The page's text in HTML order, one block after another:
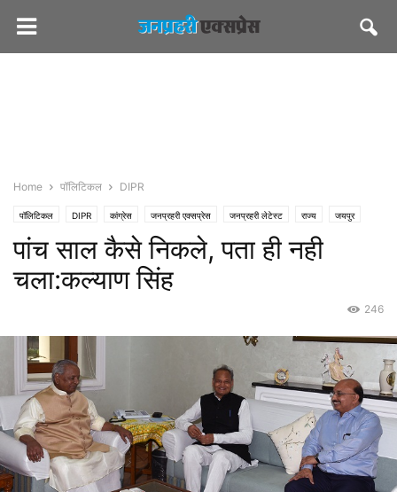
Home पॉलिटिकल DIPR
पॉलिटिकल DIPR कांग्रेस जनप्रहरी एक्सप्रेस जनप्रहरी लेटेस्ट राज्य जयपुर
भाजपा सीएमओ राजस्थान
पांच साल कैसे निकले, पता ही नही
चला:कल्याण सिंह
246